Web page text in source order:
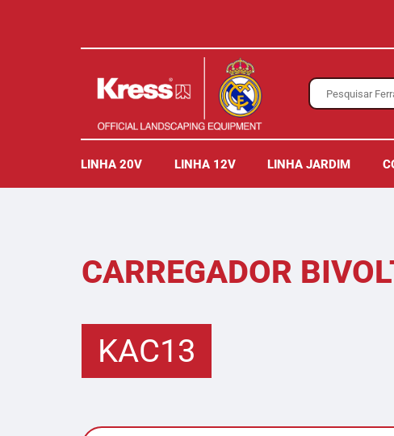
LINHA 20V LINHA 12V LINHA JARDIM
CARREGADOR
KAC13